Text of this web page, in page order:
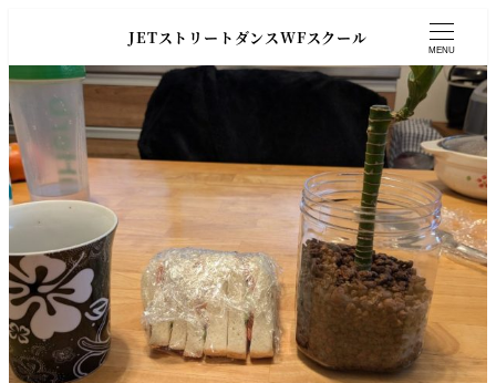
JETストリートダンスWFスクール
MENU